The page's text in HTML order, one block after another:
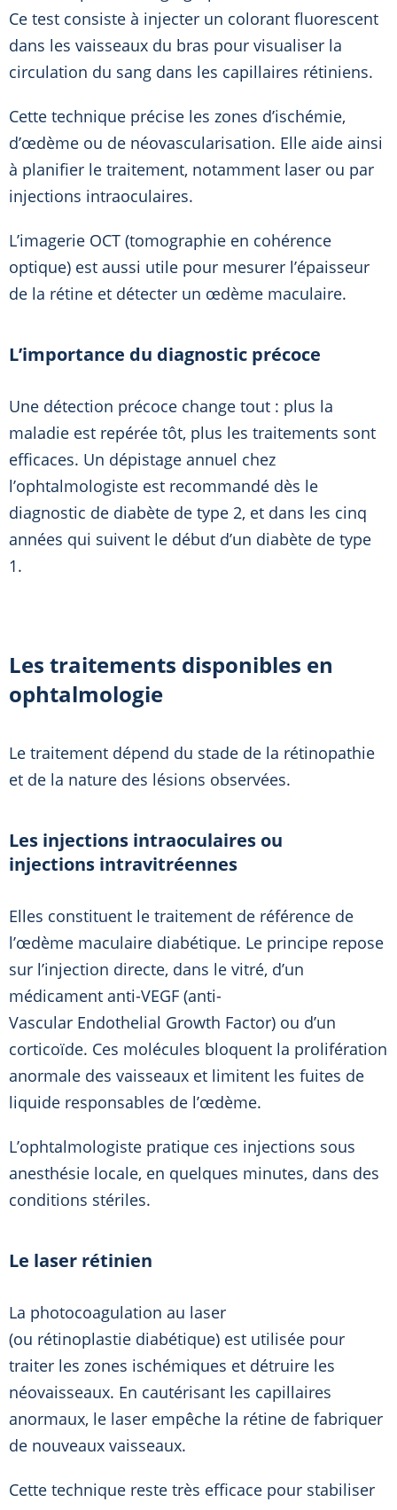
Ce test consiste à injecter un colorant fluorescent
dans les vaisseaux du bras pour visualiser la
circulation du sang dans les capillaires rétiniens.
Cette technique précise les zones d’ischémie,
d’œdème ou de néovascularisation. Elle aide ainsi
à planifier le traitement, notamment laser ou par
injections intraoculaires.
L’imagerie OCT (tomographie en cohérence
optique) est aussi utile pour mesurer l’épaisseur
de la rétine et détecter un œdème maculaire.
L’importance du diagnostic précoce
Une détection précoce change tout : plus la
maladie est repérée tôt, plus les traitements sont
efficaces. Un dépistage annuel chez
l’ophtalmologiste est recommandé dès le
diagnostic de diabète de type 2, et dans les cinq
années qui suivent le début d’un diabète de type
1.
Les traitements disponibles en
ophtalmologie
Le traitement dépend du stade de la rétinopathie
et de la nature des lésions observées.
Les injections intraoculaires ou
injections intravitréennes
Elles constituent le traitement de référence de
l’œdème maculaire diabétique. Le principe repose
sur l’injection directe, dans le vitré, d’un
médicament anti-VEGF (anti-
Vascular Endothelial Growth Factor) ou d’un
corticoïde. Ces molécules bloquent la prolifération
anormale des vaisseaux et limitent les fuites de
liquide responsables de l’œdème.
L’ophtalmologiste pratique ces injections sous
anesthésie locale, en quelques minutes, dans des
conditions stériles.
Le laser rétinien
La photocoagulation au laser
(ou rétinoplastie diabétique) est utilisée pour
traiter les zones ischémiques et détruire les
néovaisseaux. En cautérisant les capillaires
anormaux, le laser empêche la rétine de fabriquer
de nouveaux vaisseaux.
Cette technique reste très efficace pour stabiliser